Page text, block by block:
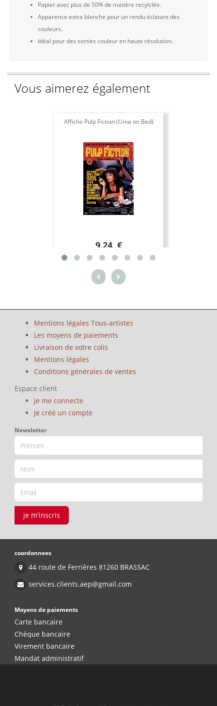
Papier avec plus de 50% de matière recylclée.
Apparence extra blanche pour un rendu éclatant des
couleurs.
Idéal pour des sorties couleur en haute résolution.
Vous aimerez également
Affiche Pulp Fiction (Uma on Bed)
9.24 €
Mentions légales Tous-artistes
Les moyens de paiements
Livraison de votre colis
Mentions légales
Conditions générales de ventes
Espace client
Je me connecte
Je créé un compte
Newsletter
je m'inscris
coordonnees
44 route de Ferrières 81260 BRASSAC
services.clients.aep@gmail.com
Moyens de paiements
Carte bancaire
Chèque bancaire
Virement bancaire
Mandat administratif